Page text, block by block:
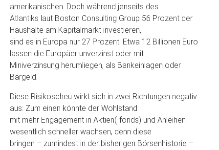
amerikanischen. Doch während jenseits des
Atlantiks laut Boston Consulting Group 56 Prozent der
Haushalte am Kapitalmarkt investieren,
sind es in Europa nur 27 Prozent. Etwa 12 Billionen Euro
lassen die Europäer unverzinst oder mit
Miniverzinsung herumliegen, als Bankeinlagen oder
Bargeld.
Diese Risikoscheu wirkt sich in zwei Richtungen negativ
aus: Zum einen könnte der Wohlstand
mit mehr Engagement in Aktien(-fonds) und Anleihen
wesentlich schneller wachsen, denn diese
bringen – zumindest in der bisherigen Börsenhistorie –